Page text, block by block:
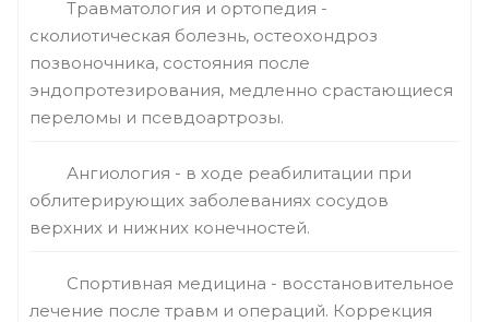
Травматология и ортопедия -
сколиотическая болезнь, остеохондроз
позвоночника, состояния после
эндопротезирования, медленно срастающиеся
переломы и псевдоартрозы.
Ангиология - в ходе реабилитации при
облитерирующих заболеваниях сосудов
верхних и нижних конечностей.
Спортивная медицина - восстановительное
лечение после травм и операций. Коррекция